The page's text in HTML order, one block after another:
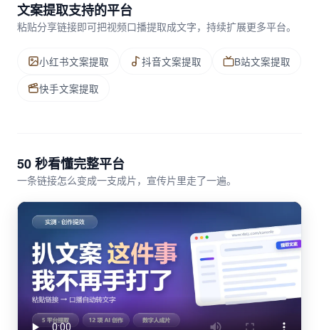
文案提取支持的平台
粘贴分享链接即可把视频口播提取成文字，持续扩展更多平台。
小红书文案提取 抖音文案提取
B站文案提取
快手文案提取
50 秒看懂完整平台
一条链接怎么变成一支成片，宣传片里走了一遍。